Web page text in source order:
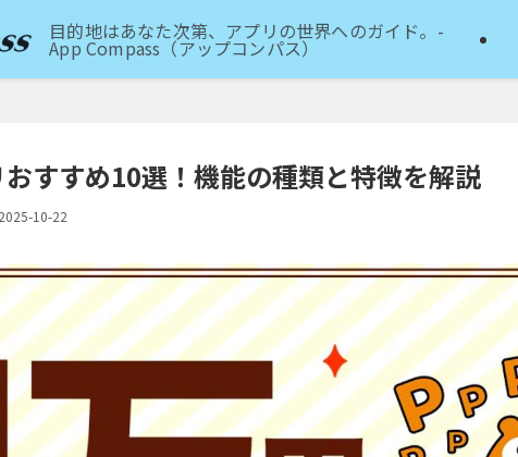
目的地はあなた次第、アプリの世界へのガイド。-
App Compass（アップコンパス）
すすめ10選！機能の種類と特徴を解説
2025-10-22